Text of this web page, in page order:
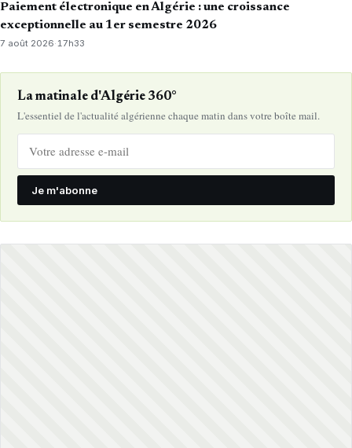
Paiement électronique en Algérie : une croissance
exceptionnelle au 1er semestre 2026
7 août 2026·17h33
La matinale d'Algérie 360°
L'essentiel de l'actualité algérienne chaque matin dans votre boîte mail.
Je m'abonne